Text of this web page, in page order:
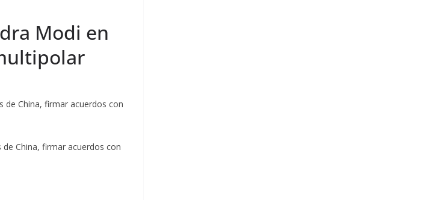
Modi en
de China, firmar acuerdos con
China, firmar acuerdos con